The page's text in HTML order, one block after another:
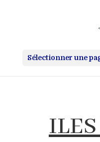
Sélectionner une